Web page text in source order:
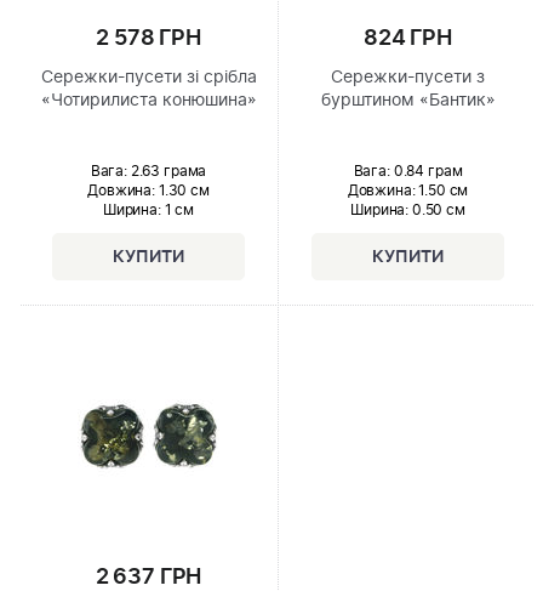
2 578 ГРН
Сережки-пусети зі срібла
«Чотирилиста конюшина»
Вага: 2.63 грама
Довжина: 1.30 см
Ширина: 1 см
824 ГРН
Сережки-пусети з
бурштином «Бантик»
Вага: 0.84 грам
Довжина:1.50 см
Ширина: 0.50 см
2 637 ГРН